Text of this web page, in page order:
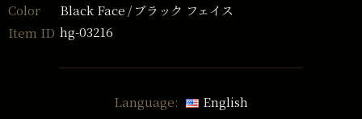
Color
Black Face
ブラック フェイス
Item ID hg-03216
Language: English